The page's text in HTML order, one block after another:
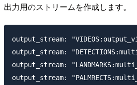
出力用のストリームを作成します。
output_stream:
output_stream:
output_stream:
output_stream: